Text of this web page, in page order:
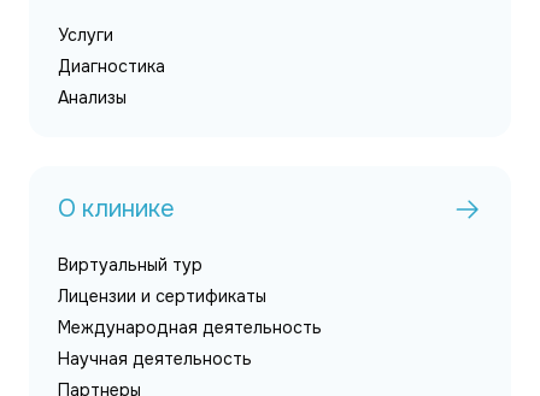
Услуги
Диагностика
Анализы
О клинике
Виртуальный тур
Лицензии и сертификаты
Международная деятельность
Научная деятельность
Партнеры